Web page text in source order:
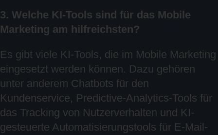
3. Welche KI-Tools sind für das Mobile
Marketing am hilfreichsten?
Es gibt viele KI-Tools, die im Mobile Marketing
eingesetzt werden können. Dazu gehören
unter anderem Chatbots für den
Kundenservice, Predictive-Analytics-Tools für
das Tracking von Nutzerverhalten und KI-
gesteuerte Automatisierungstools für E-Mail-